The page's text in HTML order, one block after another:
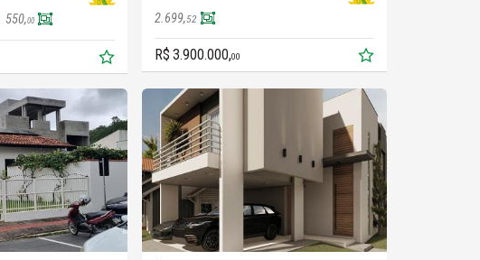
550,00 2.699,52
R$ 3.900.000,00